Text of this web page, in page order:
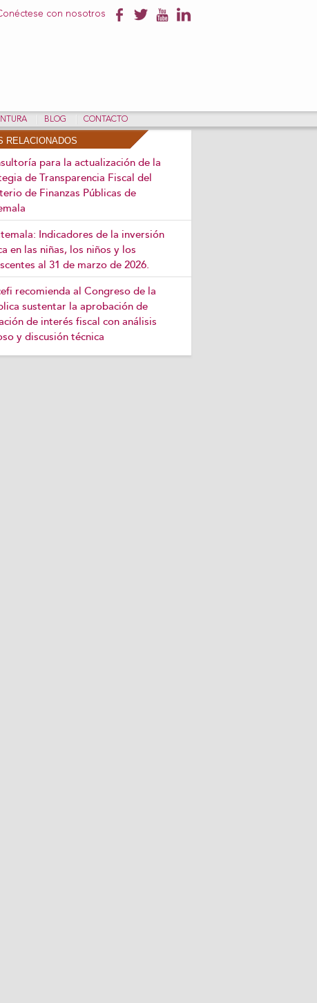
con nosotros
BLOG CONTACTO
RELACIONADOS
para la actualización de la
de Transparencia Fiscal del
de Finanzas Públicas de
Indicadores de la inversión
en las niñas, los niños y los
al 31 de marzo de 2026.
recomienda al Congreso de la
sustentar la aprobación de
de interés fiscal con análisis
y discusión técnica